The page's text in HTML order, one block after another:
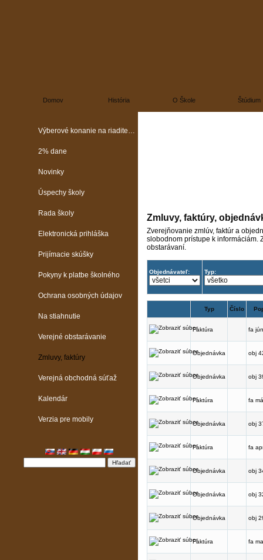
Domov História O Škole Štúdium
Výberové konanie na riaditeľa školy
2% dane
Novinky
Úspechy školy
Rada školy
Elektronická prihláška
Prijímacie skúšky
Pokyny k platbe školného
Ochrana osobných údajov
Na stiahnutie
Verejné obstarávanie
Zmluvy, faktúry
Verejná obchodná súťaž
Kalendár
Verzia pre mobily
Zmluvy, faktúry,
Zverejňovanie zmlúv, faktúr a
slobodnom prístupe k informáciám.
obstarávaní.
Objednávateľ: Typ:
Typ Číslo
Faktúra fa jún
Objednávka obj
Objednávka obj
Faktúra fa
Objednávka obj
Faktúra fa
Objednávka obj
Objednávka obj
Objednávka obj
Faktúra fa